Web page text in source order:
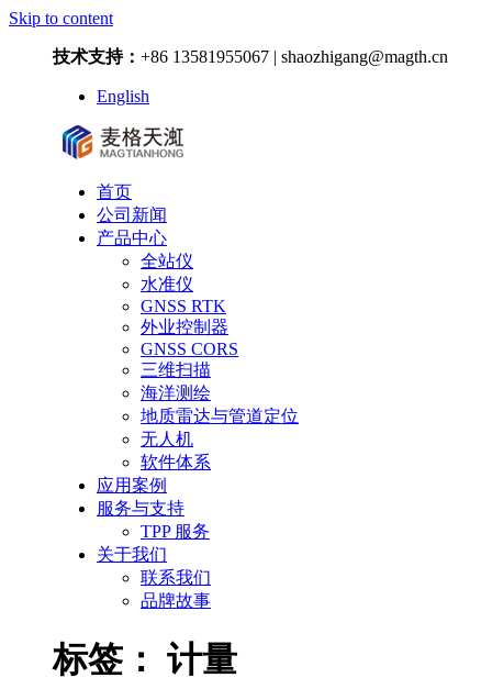
Skip to content
技术支持： +86 13581955067 | shaozhigang@magth.cn
English
首页
公司新闻
产品中心
全站仪
水准仪
GNSS RTK
外业控制器
GNSS CORS
三维扫描
海洋测绘
地质雷达与管道定位
无人机
软件体系
应用案例
服务与支持
TPP 服务
关于我们
联系我们
品牌故事
标签： 计量